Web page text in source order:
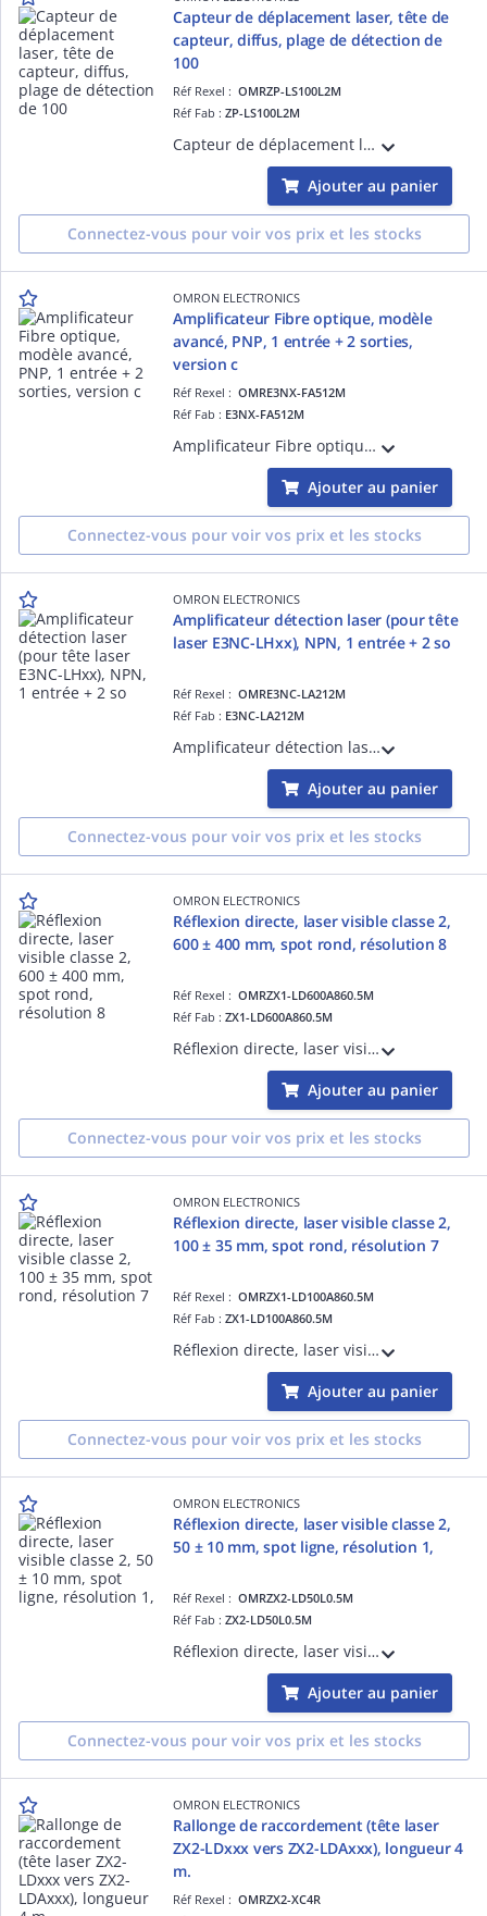
Capteur de déplacement laser, tête de
capteur, diffus, plage de détection de
100
Réf Rexel :OMRZP-LS100L2M
Réf Fab :ZP-LS100L2M
Capteur de déplacement laser, tête de capteur, diffus, plage de détection de 100 mm±35 mm, résolution de 1,2 µm, faisceau linéaire, classe 2, 2 m précâblé
Ajouter au panier
Connectez-vous pour voir vos prix et les stocks
OMRON ELECTRONICS
Amplificateur Fibre optique, modèle
avancé, PNP, 1 entrée + 2 sorties,
version c
Réf Rexel :OMRE3NX-FA512M
Réf Fab : E3NX-FA512M
Amplificateur Fibre optique, modèle avancé, PNP, 1 entrée + 2 sorties, version câble (longueur 2 mètres)
Ajouter au panier
Connectez-vous pour voir vos prix et les stocks
OMRON ELECTRONICS
Amplificateur détection laser (pour tête
laser E3NC-LHxx), NPN, 1 entrée + 2 so
Réf Rexel :OMRE3NC-LA212M
Réf Fab : E3NC-LA212M
Amplificateur détection laser (pour tête laser E3NC-LHxx), NPN, 1 entrée + 2 sorties, version câble (longueur 2m)
Ajouter au panier
Connectez-vous pour voir vos prix et les stocks
OMRON ELECTRONICS
Réflexion directe, laser visible classe 2,
600 ± 400 mm, spot rond, résolution 8
Réf Rexel :OMRZX1-LD600A860.5M
Réf Fab :ZX1-LD600A860.5M
Réflexion directe, laser visible classe 2, 600 ± 400 mm, spot rond, résolution 80 µm, PNP, câble 50 cm avec connecteur
Ajouter au panier
Connectez-vous pour voir vos prix et les stocks
OMRON ELECTRONICS
Réflexion directe, laser visible classe 2,
100 ± 35 mm, spot rond, résolution 7
Réf Rexel :OMRZX1-LD100A860.5M
Réf Fab :ZX1-LD100A860.5M
Réflexion directe, laser visible classe 2, 100 ± 35 mm, spot rond, résolution 7 µm, PNP, câble 50 cm avec connecteur
Ajouter au panier
Connectez-vous pour voir vos prix et les stocks
OMRON ELECTRONICS
Réflexion directe, laser visible classe 2,
50 ± 10 mm, spot ligne, résolution 1,
Réf Rexel :OMRZX2-LD50L0.5M
Réf Fab :ZX2-LD50L0.5M
Réflexion directe, laser visible classe 2, 50 ± 10 mm, spot ligne, résolution 1,5 µm, câble 50 cm avec connecteur
Ajouter au panier
Connectez-vous pour voir vos prix et les stocks
OMRON ELECTRONICS
Rallonge de raccordement (tête laser
ZX2-LDxxx vers ZX2-LDAxxx), longueur 4
m.
Réf Rexel :OMRZX2-XC4R